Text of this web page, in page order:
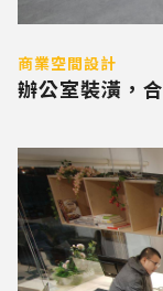
商業空間設計
辦公室裝潢，